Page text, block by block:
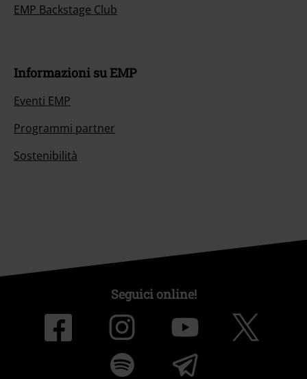
EMP Backstage Club
Informazioni su EMP
Eventi EMP
Programmi partner
Sostenibilità
Seguici online!